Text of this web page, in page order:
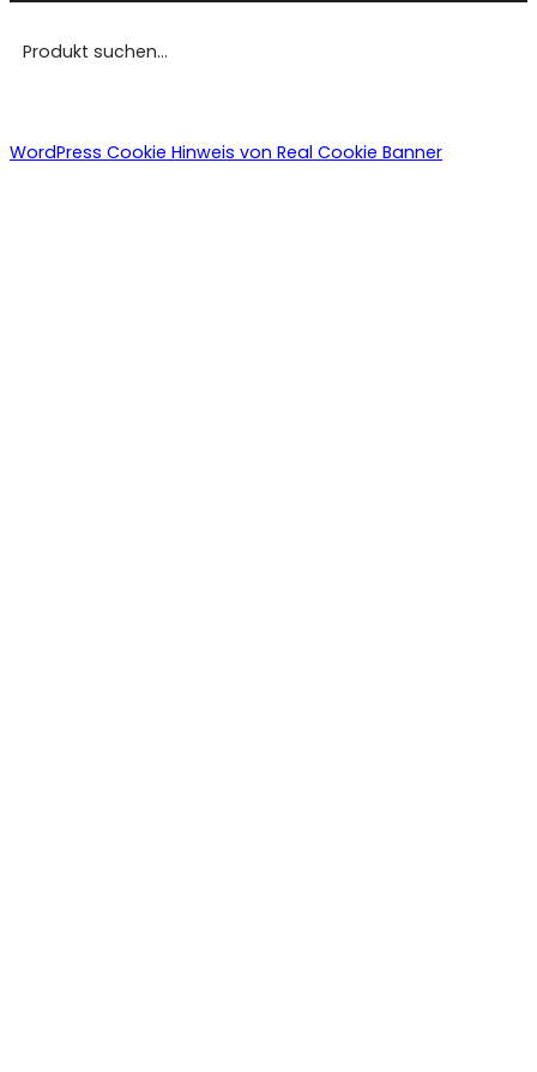
WordPress Cookie Hinweis von Real Cookie Banner